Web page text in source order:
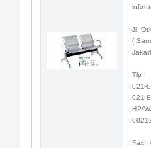
Jl.
(
Tlp :
021-
021-
HP/
Fax :